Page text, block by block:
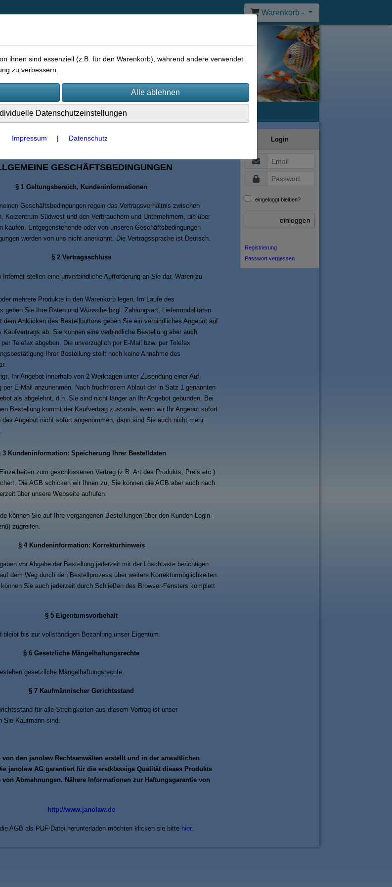
Warenkorb -
Impressum AGB Kontakt
GESCHÄFTSBEDINGUNGEN
§ 1 Geltungsbereich, Kundeninformationen
Geschäftsbedingungen regeln das Vertragsverhältnis zwischen
Koizentrum Südwest und den Verbrauchern und Unternehmern, die über
kaufen. Entgegenstehende oder von unseren Geschäftsbedingungen
werden von uns nicht anerkannt. Die Vertragssprache ist Deutsch.
§ 2 Vertragsschluss
Internet stellen eine unverbindliche Aufforderung an Sie dar, Waren zu
mehrere Produkte in den Warenkorb legen. Im Laufe des
geben Sie Ihre Daten und Wünsche bzgl. Zahlungsart, Liefermodalitäten
dem Anklicken des Bestellbuttons geben Sie ein verbindliches Angebot auf
Kaufvertrags ab. Sie können eine verbindliche Bestellung aber auch
Telefax abgeben. Die unverzüglich per E-Mail bzw. per Telefax
Ihrer Bestellung stellt noch keine Annahme des
Ihr Angebot innerhalb von 2 Werktagen unter Zusendung einer Auf-
per E-Mail anzunehmen. Nach fruchtlosem Ablauf der in Satz 1 genannten
als abgelehnt, d.h. Sie sind nicht länger an Ihr Angebot gebunden. Bei
Bestellung kommt der Kaufvertrag zustande, wenn wir Ihr Angebot sofort
das Angebot nicht sofort angenommen, dann sind Sie auch nicht mehr
3 Kundeninformation: Speicherung Ihrer Bestelldaten
zum geschlossenen Vertrag (z.B. Art des Produkts, Preis etc.)
Die AGB schicken wir Ihnen zu, Sie können die AGB aber auch nach
über unsere Webseite aufrufen.
können Sie auf Ihre vergangenen Bestellungen über den Kunden Login-
zugreifen.
§ 4 Kundeninformation: Korrekturhinweis
vor Abgabe der Bestellung jederzeit mit der Löschtaste berichtigen.
dem Weg durch den Bestellprozess über weitere Korrekturmöglichkeiten.
Sie auch jederzeit durch Schließen des Browser-Fensters komplett
§ 5 Eigentumsvorbehalt
bleibt bis zur vollständigen Bezahlung unser Eigentum.
§ 6 Gesetzliche Mängelhaftungsrechte
gesetzliche Mängelhaftungsrechte.
§ 7 Kaufmännischer Gerichtsstand
für alle Streitigkeiten aus diesem Vertrag ist unser
Sie Kaufmann sind.
von den janolaw Rechtsanwälten erstellt und in der anwaltlichen
janolaw AG garantiert für die erstklassige Qualität dieses Produkts
Abmahnungen. Nähere Informationen zur Haftungsgarantie von
http://www.janolaw.de
AGB als PDF-Datei herunterladen möchten klicken sie bitte hier.
Login
eingeloggt bleiben?
einloggen
Registrierung
Passwort vergessen
ihnen sind essenziell (z.B. für den Warenkorb), während andere verwendet
zu verbessern.
Datenschutzeinstellungen
Impressum | Datenschutz